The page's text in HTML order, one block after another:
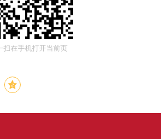
扫在手机打开当前页